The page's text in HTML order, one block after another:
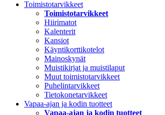
Toimistotarvikkeet
Toimistotarvikkeet
Hiirimatot
Kalenterit
Kansiot
Käyntikorttikotelot
Mainoskynät
Muistikirjat ja muistilaput
Muut toimistotarvikkeet
Puhelintarvikkeet
Tietokonetarvikkeet
Vapaa-ajan ja kodin tuotteet
Vapaa-ajan ja kodin tuotteet